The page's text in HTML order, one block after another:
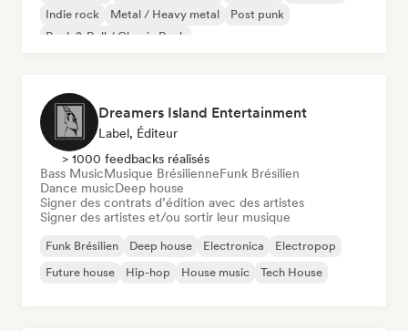
Indie rock
Metal / Heavy metal
Post punk
Rock & Roll / Classic Rock
Dreamers Island Entertainment
Label, Éditeur
> 1000 feedbacks réalisés
Bass MusicMusique BrésilienneFunk Brésilien
Dance musicDeep house
Signer des contrats d’édition avec des artistes
Signer des artistes et/ou sortir leur musique
Funk Brésilien Deep house Electronica
Electropop
Future house
Hip-hop House music Tech House